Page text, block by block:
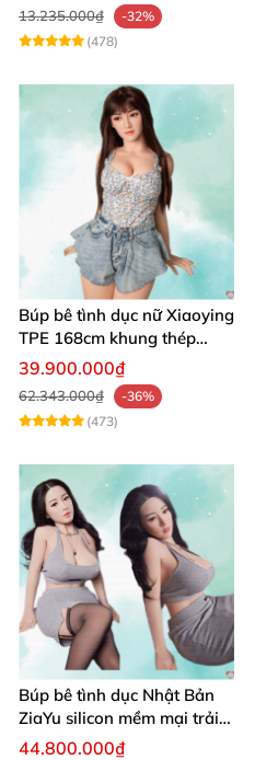
13.235.000₫
-32%
(478)
Búp bê tình dục nữ Xiaoying
TPE 168cm khung thép
không gỉ 1:1
39.900.000₫
62.343.000₫
-36%
(473)
Búp bê tình dục Nhật Bản
ZiaYu silicon mềm mại trải
nghiệm thật
44.800.000₫